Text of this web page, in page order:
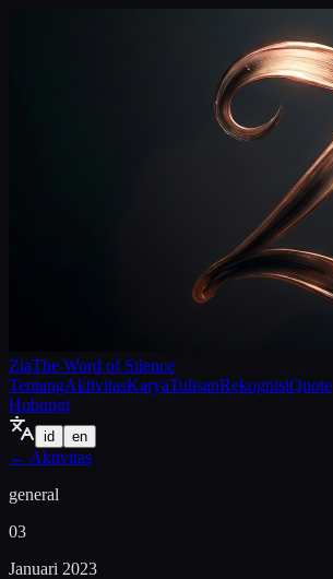
ZiaThe Word of Silence
TentangAktivitasKaryaTulisanRekognisiQuote
Hubungi
id en
← Aktivitas
general
03
Januari 2023